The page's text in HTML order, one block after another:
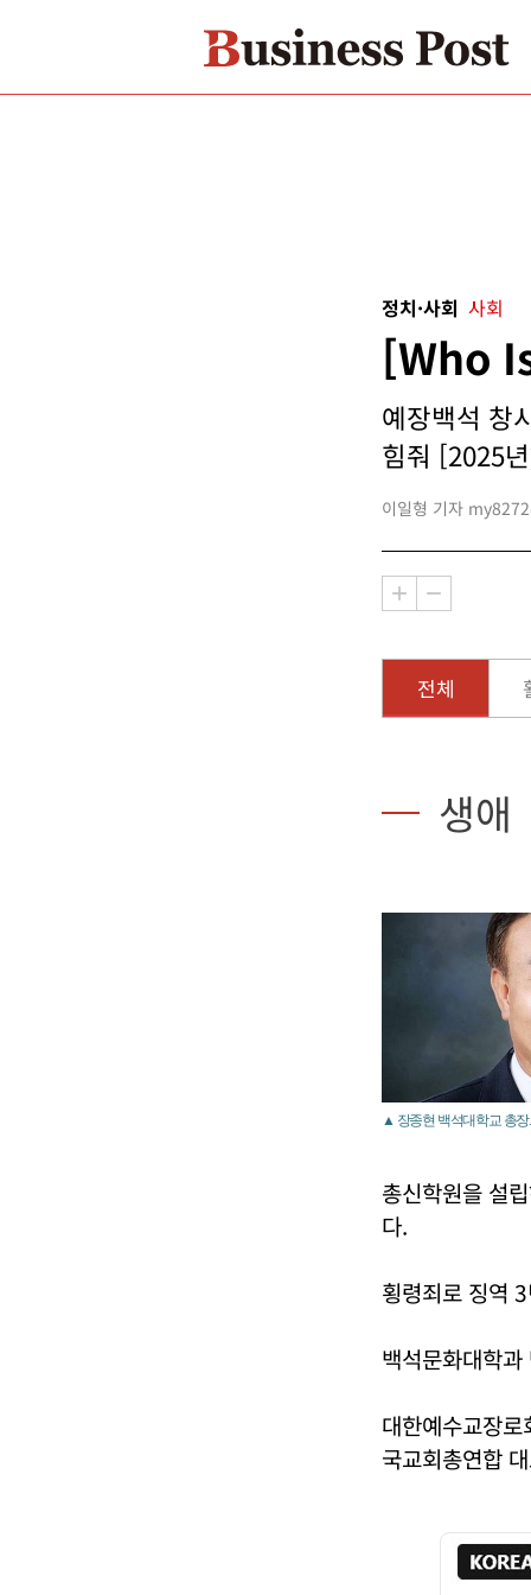
정치·사회 사회
[Who
예장백석 창
힘줘 [2025
이일형 기자
전체
생애
▲ 장종현 백석대학교 총장.
총신학원을 설
다.
횡령죄로 징역
백석문화대학
대한예수교장
국교회총연합